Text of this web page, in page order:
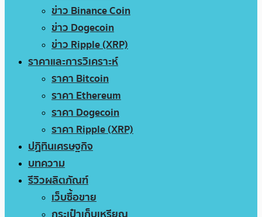
ข่าว Binance Coin
ข่าว Dogecoin
ข่าว Ripple (XRP)
ราคาและการวิเคราะห์
ราคา Bitcoin
ราคา Ethereum
ราคา Dogecoin
ราคา Ripple (XRP)
ปฏิทินเศรษฐกิจ
บทความ
รีวิวผลิตภัณฑ์
เว็บซื้อขาย